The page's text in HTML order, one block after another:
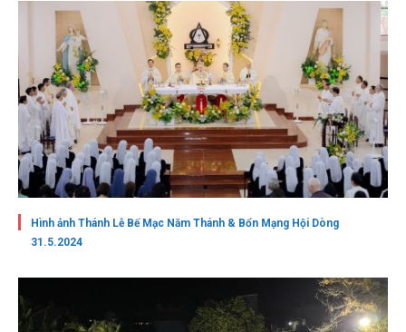
Hình ảnh Thánh Lễ Bế Mạc Năm Thánh & Bổn Mạng Hội Dòng
31.5.2024